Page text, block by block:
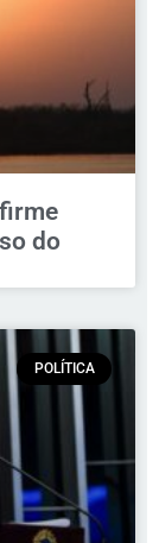
do
POLÍTICA